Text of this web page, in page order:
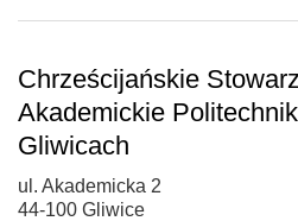
Chrześcijańskie
Akademickie
Gliwicach
ul. Akademicka 2
44-100 Gliwice